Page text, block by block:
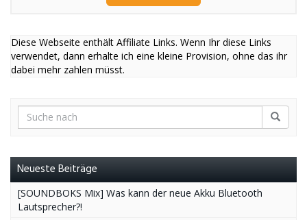
Diese Webseite enthält Affiliate Links. Wenn Ihr diese Links
verwendet, dann erhalte ich eine kleine Provision, ohne das ihr
dabei mehr zahlen müsst.
Neueste Beiträge
[SOUNDBOKS Mix] Was kann der neue Akku Bluetooth
Lautsprecher?!